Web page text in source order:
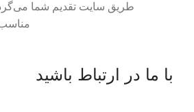
طریق سایت تقدیم شما می‌گردد
با ما در ارتباط باشید